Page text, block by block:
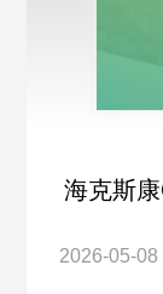
海克斯
2026-05-08